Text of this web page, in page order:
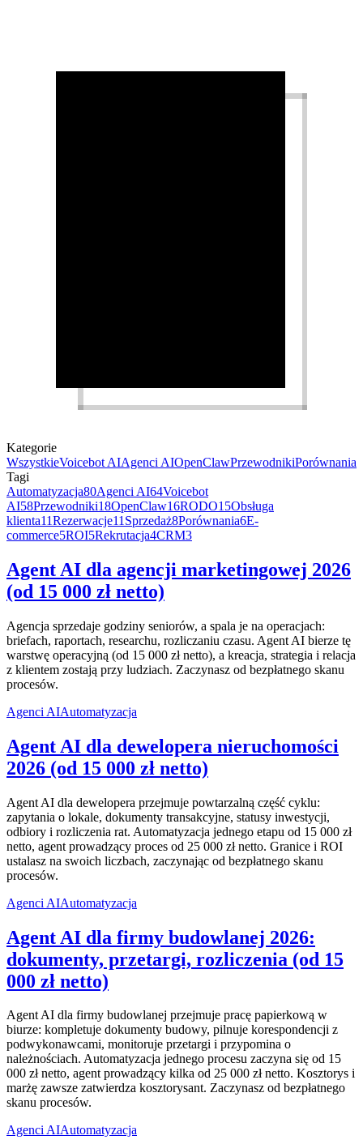
Kategorie
WszystkieVoicebot AIAgenci AIOpenClawPrzewodnikiPorównania
Tagi
Automatyzacja80Agenci AI64Voicebot
AI58Przewodniki18OpenClaw16RODO15Obsługa
klienta11Rezerwacje11 Sprzedaż8Porównania6E-
commerce5ROI5Rekrutacja4CRM3
Agent AI dla agencji marketingowej 2026
(od 15 000 zł netto)
Agencja sprzedaje godziny seniorów, a spala je na operacjach:
briefach, raportach, researchu, rozliczaniu czasu. Agent AI bierze tę
warstwę operacyjną (od 15 000 zł netto), a kreacja, strategia i relacja
z klientem zostają przy ludziach. Zaczynasz od bezpłatnego skanu
procesów.
Agenci AIAutomatyzacja
Agent AI dla dewelopera nieruchomości
2026 (od 15 000 zł netto)
Agent AI dla dewelopera przejmuje powtarzalną część cyklu:
zapytania o lokale, dokumenty transakcyjne, statusy inwestycji,
odbiory i rozliczenia rat. Automatyzacja jednego etapu od 15 000 zł
netto, agent prowadzący proces od 25 000 zł netto. Granice i ROI
ustalasz na swoich liczbach, zaczynając od bezpłatnego skanu
procesów.
Agenci AIAutomatyzacja
Agent AI dla firmy budowlanej 2026:
dokumenty, przetargi, rozliczenia (od 15
000 zł netto)
Agent AI dla firmy budowlanej przejmuje pracę papierkową w
biurze: kompletuje dokumenty budowy, pilnuje korespondencji z
podwykonawcami, monitoruje przetargi i przypomina o
należnościach. Automatyzacja jednego procesu zaczyna się od 15
000 zł netto, agent prowadzący kilka od 25 000 zł netto. Kosztorys i
marżę zawsze zatwierdza kosztorysant. Zaczynasz od bezpłatnego
skanu procesów.
Agenci AIAutomatyzacja